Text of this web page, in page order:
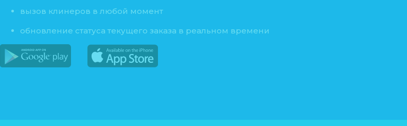
вызов клинеров в любой момент
обновление статуса текущего заказа в реальном времени